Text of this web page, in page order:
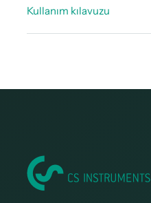
Kullanım kılavuzu
kurulumu